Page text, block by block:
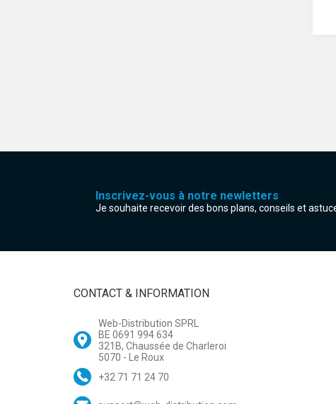
Inscrivez-vous à notre newletters
Je souhaite recevoir des bons plans, conseils et
CONTACT & INFORMATION
Web-Distribution SPRL
BE 0691 994 634
321B, Chaussée de Charleroi
5070 - Le Roux
+32 71 71 24 70